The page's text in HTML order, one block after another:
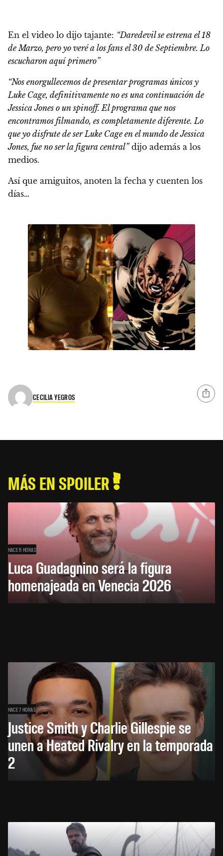
En el video lo dijo tajante: “Daredevil se estrena el 18
de Marzo, pero yo veré a los fans el 30 de Septiembre. Lo
escucharon aquí primero”
“Nos enorgullecemos de presentar programas únicos y
Luke Cage, definitivamente no es una continuación de
Jessica Jones o un spinoff. El programa que nos
encontramos filmando, es completamente diferente. Lo
que yo disfrute de ser Luke Cage en el mundo de Jessica
Jones, fue no ser la figura central”dijo además a los
medios.
Así que amiguitos, anoten la fecha y cuenten los
días…
CECILIA YEGROS
MÁS EN SPOILER
HACE 6 HORAS
Luca Guadagnino será la figura
homenajeada en Venecia 2026
HACE 7 HORAS
Justice Smith y Charlie Gillespie se
unen a Heated Rivalry en la temporada
2